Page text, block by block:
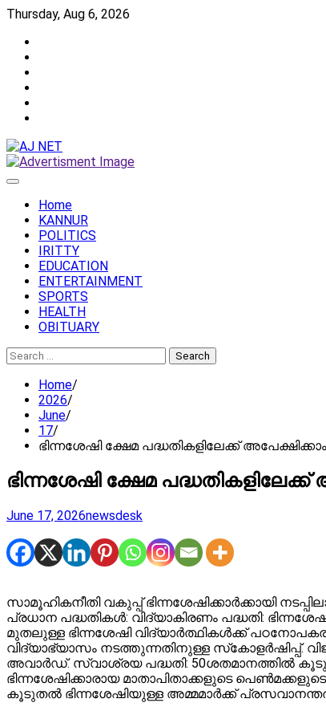
Skip
content
Thursday, Aug 6, 2026
Home
KANNUR
POLITICS
IRITTY
EDUCATION
ENTERTAINMENT
SPORTS
HEALTH
OBITUARY
Search
for:
Home
2026
June
17
ഭിന്നശേഷി ക്ഷേമ പദ്ധതികളിലേക്ക്
ഭിന്നശേഷി ക്ഷേമ പദ്ധതികളിലേക്ക്
June 17, 2026newsdesk
സാമൂഹികനീതി വകുപ്പ് ഭിന്നശേഷിക്കാര്‍ക്കായി
പ്രധാന പദ്ധതികള്‍: വിദ്യാകിരണം പദ്ധതി:
മുതലുള്ള ഭിന്നശേഷി വിദ്യാര്‍ത്ഥികള്‍ക്ക്
വിദ്യാഭ്യാസം നടത്തുന്നതിനുള്ള സ്‌കോളര്‍ഷിപ്പ്.
അവാര്‍ഡ്. സ്വാശ്രയ പദ്ധതി: 50ശതമാനത്തില്‍
ഭിന്നശേഷിക്കാരായ മാതാപിതാക്കളുടെ
കൂടുതല്‍ ഭിന്നശേഷിയുള്ള അമ്മമാര്‍ക്ക് പ്രസവാനന്തരം